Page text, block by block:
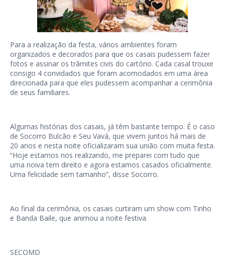
Para a realização da festa, vários ambientes foram
organizados e decorados para que os casais pudessem fazer
fotos e assinar os trâmites civis do cartório. Cada casal trouxe
consigo 4 convidados que foram acomodados em uma área
direcionada para que eles pudessem acompanhar a cerimônia
de seus familiares.
Algumas histórias dos casais, já têm bastante tempo. É o caso
de Socorro Bulcão e Seu Vavá, que vivem juntos há mais de
20 anos e nesta noite oficializaram sua união com muita festa.
“Hoje estamos nos realizando, me preparei com tudo que
uma noiva tem direito e agora estamos casados oficialmente.
Uma felicidade sem tamanho”, disse Socorro.
Ao final da cerimônia, os casais curtiram um show com Tinho
e Banda Baile, que animou a noite festiva.
SECOMD